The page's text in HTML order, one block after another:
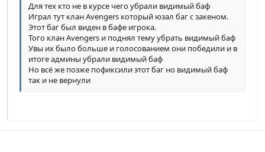
Выравнивание текста
12
15
18
22
26
Courier New
Georgia
Tahoma
Times New Roman
Trebuchet MS
Заголовок 2
Заголовок 3
Для тех кто не в курсе чего убрали видимый баф
Играл тут клан Avengers который юзал баг с закеном.
Этот баг был виден в бафе игрока.
Того клан Avengers и поднял тему убрать видимый баф
Увы их было больше и голосованием они победили и в
итоге админы убрали видимый баф
Но всё же позже пофиксили этот баг но видимый баф
так и не вернули